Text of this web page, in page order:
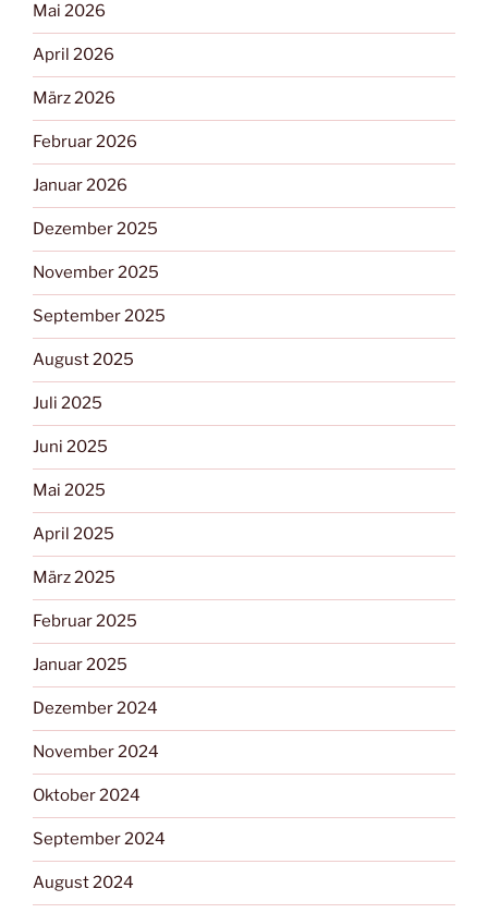
Mai 2026
April 2026
März 2026
Februar 2026
Januar 2026
Dezember 2025
November 2025
September 2025
August 2025
Juli 2025
Juni 2025
Mai 2025
April 2025
März 2025
Februar 2025
Januar 2025
Dezember 2024
November 2024
Oktober 2024
September 2024
August 2024